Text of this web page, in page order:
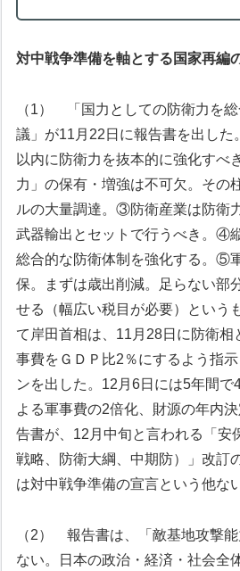
対中戦争準備を軸とする国家再編
（1） 「国力としての防衛力を
議」が11月22日に報告書を出し
以内に防衛力を抜本的に強化す
力」の保有・増強は不可欠。その
ルの大量調達。③防衛産業は防衛
武器輸出とセットで行うべき。④
総合的な防衛体制を強化する。⑤
保。まずは歳出削減。足らない部
せる（幅広い税目が必要）という
て岸田首相は、11月28日に防衛相
事費をＧＤＰ比2％にするよう指
ンを出した。12月6日には5年間で
よる軍事費の2倍化、財源の年内
告書が、12月中旬と言われる「安
戦略、防衛大綱、中期防）」改訂
は対中戦争準備の宣言という他な
（2） 報告書は、「敵基地攻撃
ない。日本の政治・経済・社会全